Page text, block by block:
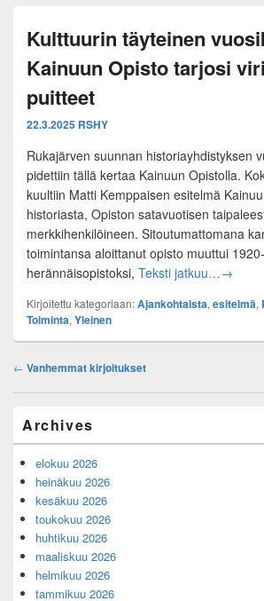
Kulttuurin täyteinen
Kainuun Opisto tarjosi
puitteet
22.3.2025 RSHY
Rukajärven suunnan historiayhdistyksen
pidettiin tällä kertaa Kainuun Opistolla.
kuultiin Matti Kemppaisen esitelmä
historiasta, Opiston satavuotisen
merkkihenkilöineen. Sitoutumattomana
toimintansa aloittanut opisto muuttui
herännäisopistoksi, Teksti jatkuu…→
Kirjoitettu kategoriaan:Ajankohtaista, esitelmä,
Toiminta, Yleinen
Post
← Vanhemmat kirjoitukset
Sidebar
Area
Archives
elokuu 2026
heinäkuu 2026
kesäkuu 2026
toukokuu 2026
huhtikuu 2026
maaliskuu 2026
helmikuu 2026
tammikuu 2026